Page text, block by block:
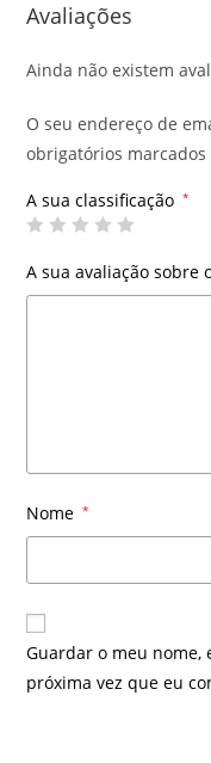
Avaliações
Ainda não existem
O seu endereço de
obrigatórios marcados
A sua classificação *
A sua avaliação sobre
Nome *
Guardar o meu nome,
próxima vez que eu